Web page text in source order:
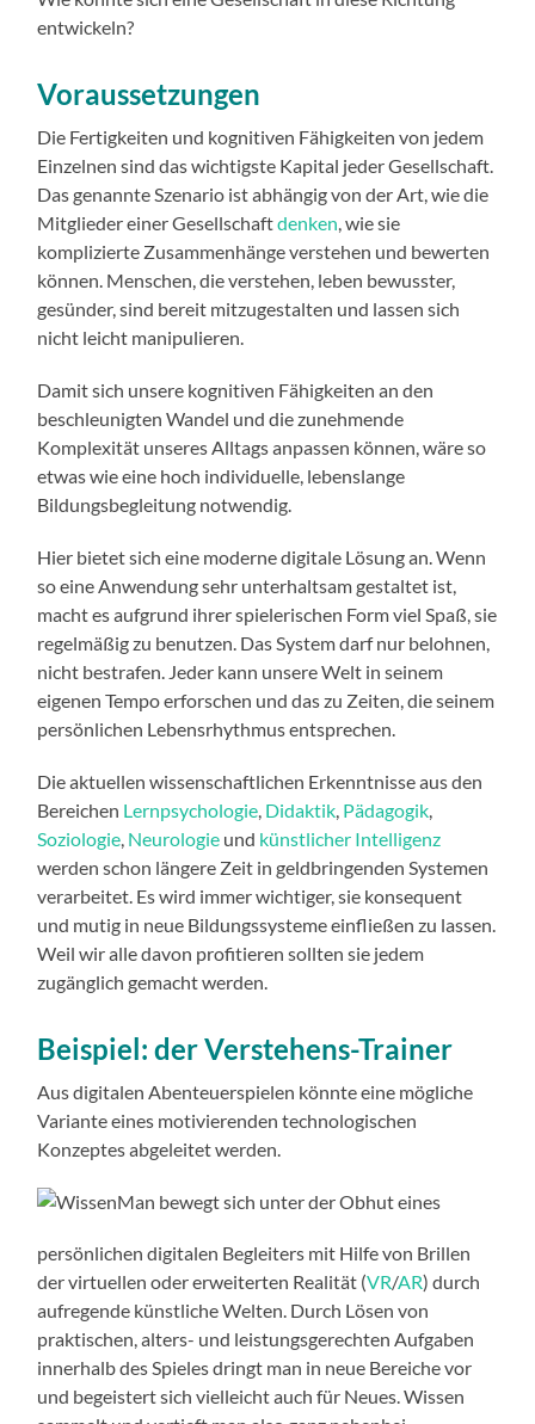
entwickeln?
Voraussetzungen
Die Fertigkeiten und kognitiven Fähigkeiten von jedem
Einzelnen sind das wichtigste Kapital jeder Gesellschaft.
Das genannte Szenario ist abhängig von der Art, wie die
Mitglieder einer Gesellschaftdenken, wie sie
komplizierte Zusammenhänge verstehen und bewerten
können. Menschen, die verstehen, leben bewusster,
gesünder, sind bereit mitzugestalten und lassen sich
nicht leicht manipulieren.
Damit sich unsere kognitiven Fähigkeiten an den
beschleunigten Wandel und die zunehmende
Komplexität unseres Alltags anpassen können, wäre so
etwas wie eine hoch individuelle, lebenslange
Bildungsbegleitung notwendig.
Hier bietet sich eine moderne digitale Lösung an. Wenn
so eine Anwendung sehr unterhaltsam gestaltet ist,
macht es aufgrund ihrer spielerischen Form viel Spaß, sie
regelmäßig zu benutzen. Das System darf nur belohnen,
nicht bestrafen. Jeder kann unsere Welt in seinem
eigenen Tempo erforschen und das zu Zeiten, die seinem
persönlichen Lebensrhythmus entsprechen.
Die aktuellen wissenschaftlichen Erkenntnisse aus den
Bereichen Lernpsychologie, Didaktik, Pädagogik,
Soziologie, Neurologie und künstlicher Intelligenz
werden schon längere Zeit in geldbringenden Systemen
verarbeitet. Es wird immer wichtiger, sie konsequent
und mutig in neue Bildungssysteme einfließen zu lassen.
Weil wir alle davon profitieren sollten sie jedem
zugänglich gemacht werden.
Beispiel: der Verstehens-Trainer
Aus digitalen Abenteuerspielen könnte eine mögliche
Variante eines motivierenden technologischen
Konzeptes abgeleitet werden.
Man bewegt sich unter der Obhut eines
persönlichen digitalen Begleiters mit Hilfe von Brillen
der virtuellen oder erweiterten Realität (VR/AR) durch
aufregende künstliche Welten. Durch Lösen von
praktischen, alters- und leistungsgerechten Aufgaben
innerhalb des Spieles dringt man in neue Bereiche vor
und begeistert sich vielleicht auch für Neues. Wissen